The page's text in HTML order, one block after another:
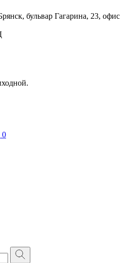
бульвар Гагарина, 23, офис
0